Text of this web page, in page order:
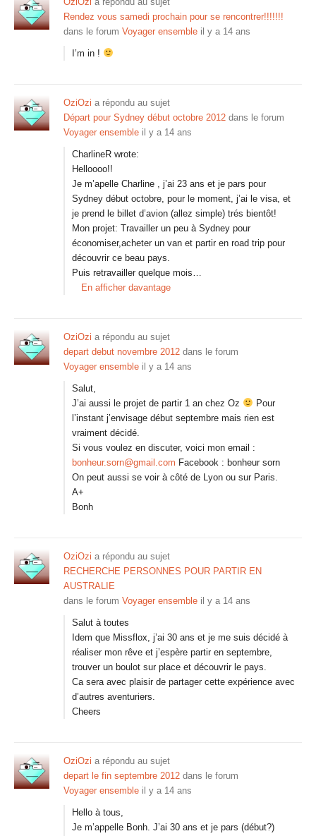
Rendez vous samedi prochain pour se rencontrer!!!!!!!
dans le forum Voyager ensemble il y a 14 ans
I’m in !
OziOzi a répondu au sujet
Départ pour Sydney début octobre 2012 dans le forum
Voyager ensemble il y a 14 ans
CharlineR wrote:
Helloooo!!
Je m’apelle Charline , j’ai 23 ans et je pars pour
Sydney début octobre, pour le moment, j’ai le visa, et
je prend le billet d’avion (allez simple) trés bientôt!
Mon projet: Travailler un peu à Sydney pour
économiser,acheter un van et partir en road trip pour
découvrir ce beau pays.
Puis retravailler quelque mois…
En afficher davantage
OziOzi a répondu au sujet
depart debut novembre 2012 dans le forum
Voyager ensemble il y a 14 ans
Salut,
J’ai aussi le projet de partir 1 an chez Oz
Pour
l’instant j’envisage début septembre mais rien est
vraiment décidé.
Si vous voulez en discuter, voici mon email :
bonheur.sorn@gmail.com Facebook : bonheur sorn
On peut aussi se voir à côté de Lyon ou sur Paris.
A+
Bonh
OziOzi a répondu au sujet
RECHERCHE PERSONNES POUR PARTIR EN
AUSTRALIE
dans le forum Voyager ensemble il y a 14 ans
Salut à toutes
Idem que Missflox, j’ai 30 ans et je me suis décidé à
réaliser mon rêve et j’espère partir en septembre,
trouver un boulot sur place et découvrir le pays.
Ca sera avec plaisir de partager cette expérience avec
d’autres aventuriers.
Cheers
OziOzi a répondu au sujet
depart le fin septembre 2012 dans le forum
Voyager ensemble il y a 14 ans
Hello à tous,
Je m’appelle Bonh. J’ai 30 ans et je pars (début?)